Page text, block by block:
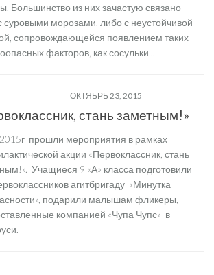
Большинство из них зачастую связано
суровыми морозами, либо с неустойчивой
сопровождающейся появлением таких
факторов, как сосульки...
ОКТЯБРЬ 23, 2015
стань заметным!»
прошли мероприятия в рамках
акции «Первоклассник, стань
Учащиеся 9 «А» класса подготовили
агитбригаду «Минутка
подарили малышам фликеры,
компанией «Чупа Чупс» в